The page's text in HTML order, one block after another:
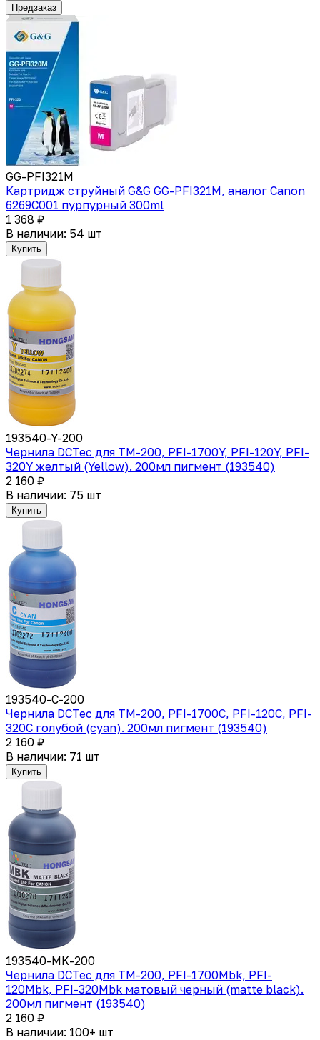
Предзаказ
GG-PFI321M
Картридж струйный G&G GG-PFI321M, аналог Canon
6269C001 пурпурный 300ml
1 368 ₽
В наличии: 54 шт
Купить
193540-Y-200
Чернила DCTec для TM-200, PFI-1700Y, PFI-120Y, PFI-
320Y желтый (Yellow). 200мл пигмент (193540)
2 160 ₽
В наличии: 75 шт
Купить
193540-C-200
Чернила DCTec для TM-200, PFI-1700C, PFI-120C, PFI-
320C голубой (cyan). 200мл пигмент (193540)
2 160 ₽
В наличии: 71 шт
Купить
193540-MK-200
Чернила DCTec для TM-200, PFI-1700Mbk, PFI-
120Mbk, PFI-320Mbk матовый черный (matte black).
200мл пигмент (193540)
2 160 ₽
В наличии: 100+ шт